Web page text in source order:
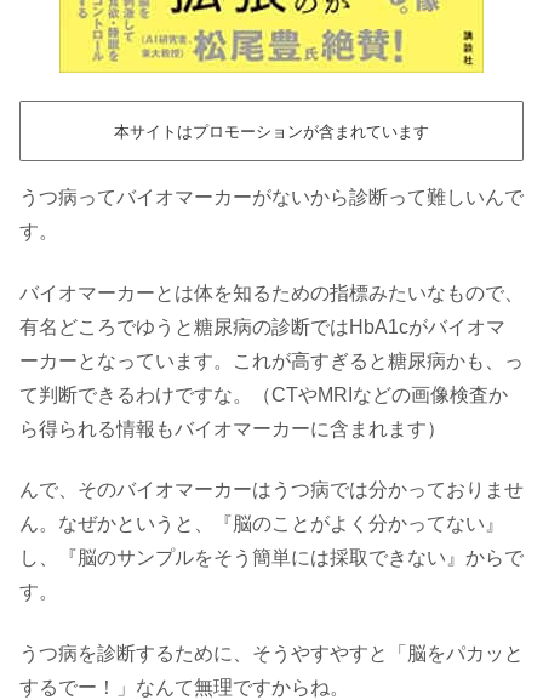
本サイトはプロモーションが含まれています
うつ病ってバイオマーカーがないから診断って難しいんで
す。
バイオマーカーとは体を知るための指標みたいなもので、
有名どころでゆうと糖尿病の診断ではHbA1cがバイオマ
ーカーとなっています。これが高すぎると糖尿病かも、っ
て判断できるわけですな。（CTやMRIなどの画像検査か
ら得られる情報もバイオマーカーに含まれます）
んで、そのバイオマーカーはうつ病では分かっておりませ
ん。なぜかというと、『脳のことがよく分かってない』
し、『脳のサンプルをそう簡単には採取できない』からで
す。
うつ病を診断するために、そうやすやすと「脳をパカッと
するでー！」なんて無理ですからね。